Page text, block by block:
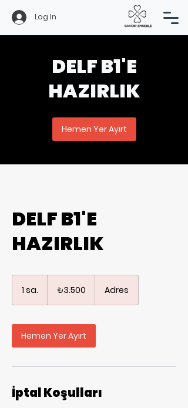
Log In
DELF B1'E
HAZIRLIK
Hemen Yer Ayırt
DELF B1'E
HAZIRLIK
1 sa.
Türk
lirası₺3.500 Adres
Hemen Yer Ayırt
İptal Koşulları